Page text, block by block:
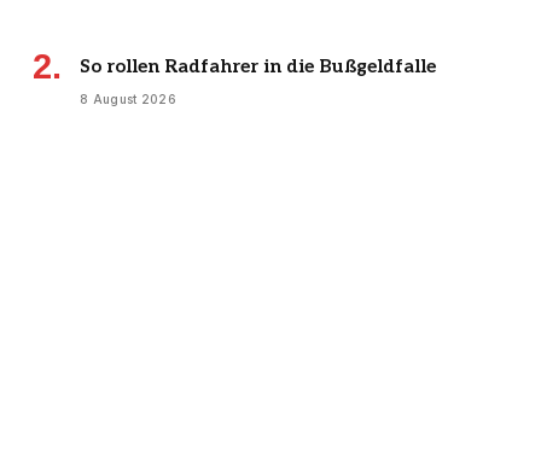
So rollen Radfahrer in die Bußgeldfalle
8 August 2026